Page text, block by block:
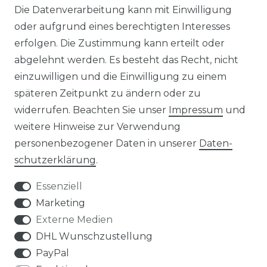
HERSTELLER
REFERENZEN
VERTRAG WIDERRUFEN
Die Datenverarbeitung kann mit Einwilligung
oder aufgrund eines berechtigten Interesses
erfolgen. Die Zustimmung kann erteilt oder
abgelehnt werden. Es besteht das Recht, nicht
einzuwilligen und die Einwilligung zu einem
späteren Zeitpunkt zu ändern oder zu
widerrufen. Beachten Sie unser Impressum und
weitere Hinweise zur Verwendung
personenbezogener Daten in unserer Daten­
schutz­erklärung.
Essenziell
Marketing
Externe Medien
DHL Wunschzustellung
PayPal